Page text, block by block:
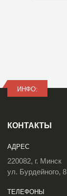
ИНФО:
КОНТАКТЫ
АДРЕС
220082, г. Минск
ул. Бурдейного, 8
ТЕЛЕФОНЫ